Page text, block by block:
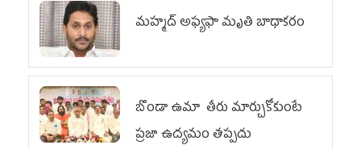
మహ్మద్‌ అఫ్యఫా మృతి బాధాకరం
బొండా ఉమా తీరు మార్చుకోకుంటే
ప్రజా ఉద్యమం తప్పదు